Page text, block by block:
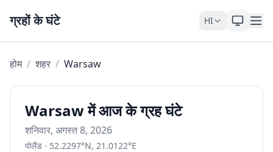
Skip to content
ग्रहों के घंटे HI
होम / शहर / Warsaw
Warsaw में आज के ग्रह घंटे
शनिवार, अगस्त 8, 2026
पोलैंड · 52.2297°N, 21.0122°E